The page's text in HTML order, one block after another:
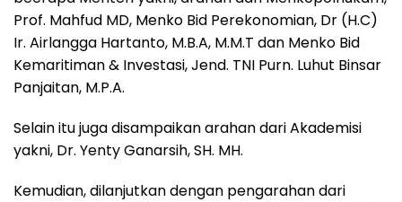
Prof. Mahfud MD, Menko Bid Perekonomian, Dr (H.C)
Ir. Airlangga Hartanto, M.B.A, M.M.T dan Menko Bid
Kemaritiman & Investasi, Jend. TNI Purn. Luhut Binsar
Panjaitan, M.P.A.
Selain itu juga disampaikan arahan dari Akademisi
yakni, Dr. Yenty Ganarsih, SH. MH.
Kemudian, dilanjutkan dengan pengarahan dari